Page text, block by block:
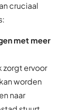
cruciaal
met meer
ervoor
worden
naar